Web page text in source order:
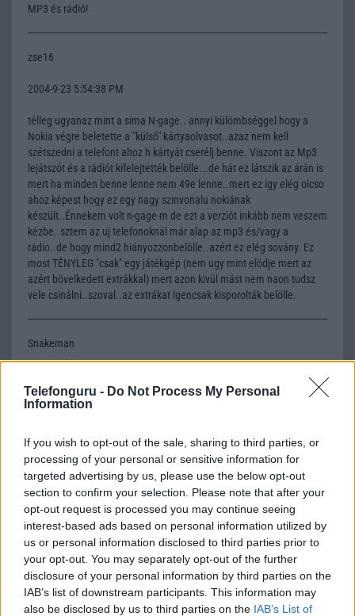
Telefonguru - Do Not Process My Personal
Information
If you wish to opt-out of the sale, sharing to third parties, or
processing of your personal or sensitive information for
targeted advertising by us, please use the below opt-out
section to confirm your selection. Please note that after your
opt-out request is processed you may continue seeing
interest-based ads based on personal information utilized by
us or personal information disclosed to third parties prior to
your opt-out. You may separately opt-out of the further
disclosure of your personal information by third parties on the
IAB’s list of downstream participants. This information may
also be disclosed by us to third parties on the IAB’s List of
MP3 és rádió!
zse16
2004-9-23 5:54:38 PM
télleg ugyanaz mint a sima N-gage.. annyi külömbséggel hogy a
Nokia végre beletette a "külsõ" kártyaolvasot..azaz nem kell
szétszedni a telefont ahoz h kártyát cserélj benne. Viszont az Mp3
lejátszót és a rádiót kifelejtették belölle...de hát ez látszik az árán is
mert ha minden benne lenne nem 49e lenne..mert ez igy elég olcso
ahoz képest hogy ez egy nagy szinvonalu nokiának
készült..Énnekem volt n-gage-m de ezt a verziót inkább nem veszem
kézbe..sztem az uj telefonoknál már alap az mp3 és/vagy a
rádio..de hogy mind2 hiányozzonbelölle..azért ez elég sovány. Ez
most TÉNYLEG "csak" egy játékgép (nem ugy mint elödje mert az
azért bövelkedett extrákkal) mert azon kivül mást nem naon tudsz
vele csinálni..szoval..az extrákat igencsak kisporolták belölle.
Snakeman
Ez az úgy N-gage e butított szar!!!! Sokkat többet tud az elsõ N-
engage
2004-10-1 11:35:57 AM
Szerintem teljesen jó ez a QD! Fm rádió hiánya az egyetlen
negatívum. Infra? Pfff kinek kell, ha van bluetooth. Mp3 lejátszó
hiánya: Symbian hahóóó! Mp3 player felrak, és láss csodát!
Kinézetre meg szerintem szebb. Nekem speziell nem hiányzik a
side-talkin funkció... Elvileg azért mégiscsak telefon, nem? Bye